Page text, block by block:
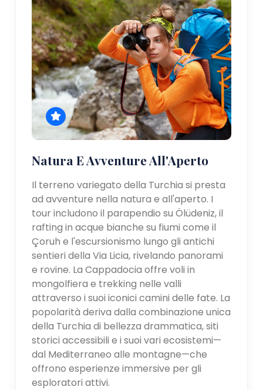
Natura E Avventure All'Aperto
Il terreno variegato della Turchia si presta
ad avventure nella natura e all'aperto. I
tour includono il parapendio su Ölüdeniz, il
rafting in acque bianche su fiumi come il
Çoruh e l'escursionismo lungo gli antichi
sentieri della Via Licia, rivelando panorami
e rovine. La Cappadocia offre voli in
mongolfiera e trekking nelle valli
attraverso i suoi iconici camini delle fate. La
popolarità deriva dalla combinazione unica
della Turchia di bellezza drammatica, siti
storici accessibili e i suoi vari ecosistemi—
dal Mediterraneo alle montagne—che
offrono esperienze immersive per gli
esploratori attivi.